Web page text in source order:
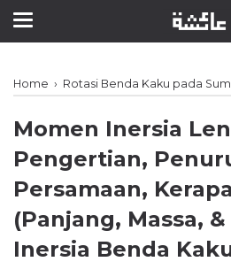
Home › Rotasi Benda Kaku pada
Momen Inersia
Pengertian,
Persamaan,
(Panjang, Massa,
Inersia Benda